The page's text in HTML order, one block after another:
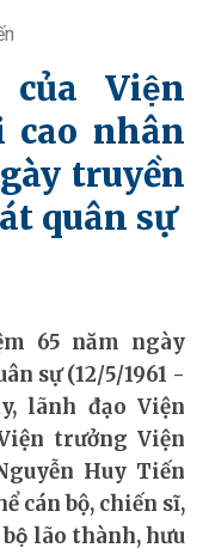
Viện
cao nhân
truyền
quân sự
65 năm ngày
sự (12/5/1961 -
lãnh đạo Viện
trưởng Viện
Huy Tiến
cán bộ, chiến sĩ,
lão thành, hưu